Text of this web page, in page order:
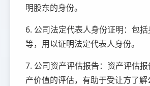
明股东的身份。
6. 公司法定代表人身份证明：包
等，用以证明法定代表人身份。
7. 公司资产评估报告：资产评估
产价值的评估，有助于受让方了